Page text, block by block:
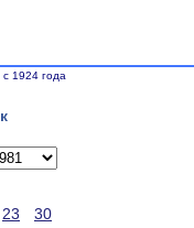
1924 года
23
30